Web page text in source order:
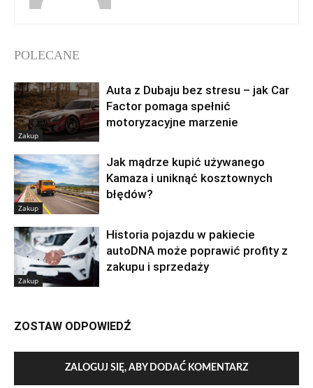
POLECANE
Zakup
Auta z Dubaju bez stresu – jak Car
Factor pomaga spełnić
motoryzacyjne marzenie
Zakup
Jak mądrze kupić używanego
Kamaza i uniknąć kosztownych
błędów?
Zakup
Historia pojazdu w pakiecie
autoDNA może poprawić profity z
zakupu i sprzedaży
ZOSTAW ODPOWIEDŹ
ZALOGUJ SIĘ, ABY DODAĆ KOMENTARZ